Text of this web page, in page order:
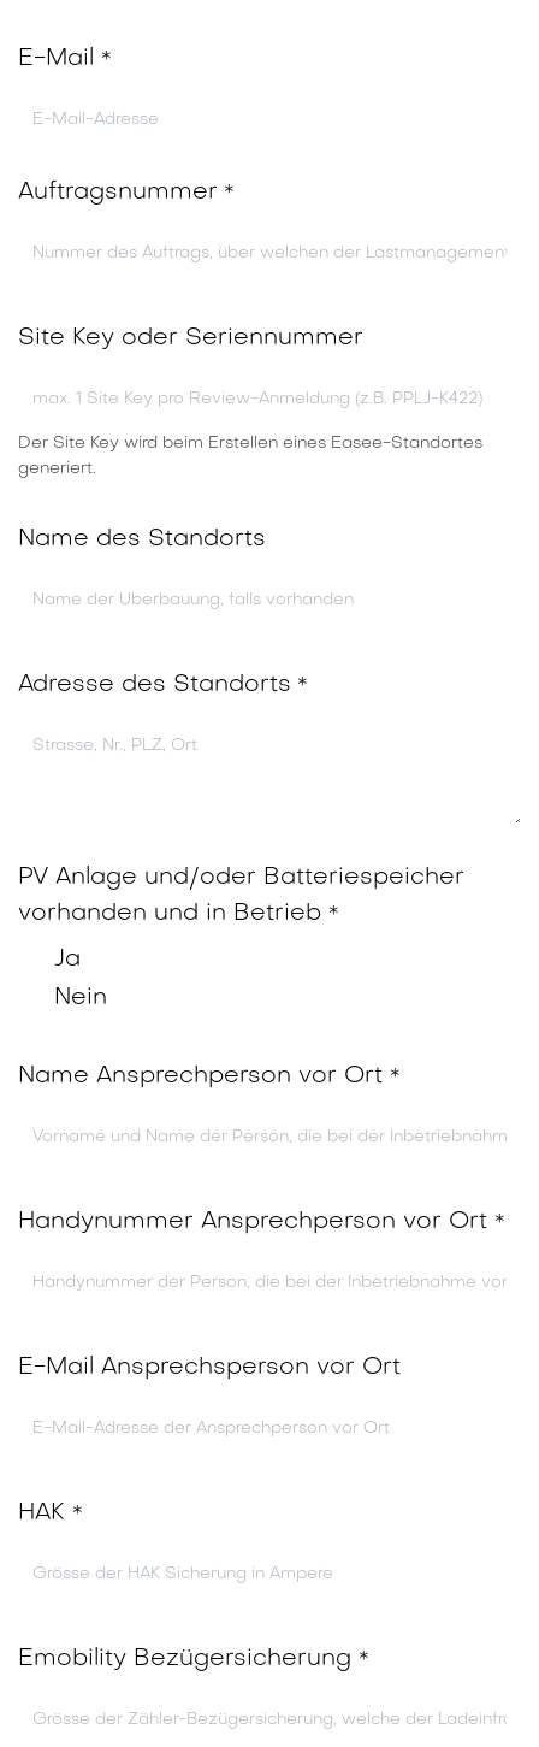
E-Mail *
Auftragsnummer *
Site Key oder Seriennummer
Der Site Key wird beim Erstellen eines Easee-Standortes
generiert.
Name des Standorts
Adresse des Standorts *
PV Anlage und/oder Batteriespeicher
vorhanden und in Betrieb *
Ja
Nein
Name Ansprechperson vor Ort *
Handynummer Ansprechperson vor Ort *
E-Mail Ansprechsperson vor Ort
HAK *
Emobility Bezügersicherung *